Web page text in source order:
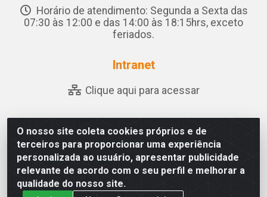
O nosso site coleta cookies próprios e de
terceiros para proporcionar uma experiência
personalizada ao usuário, apresentar publicidade
relevante de acordo com o seu perfil e melhorar a
qualidade do nosso site.
Horário de atendimento: Segunda a Sexta das
07:30 às 12:00 e das 14:00 às 18:15hrs, exceto
feriados.
Intranet
Clique aqui para acessar
Abreu & Silva - Rua Padre Jose de Souza Leite, 265 - Ariado,
Olho D'Água das Flores/AL - CEP 57.442-000 - CNPJ
04.790.656/0001-06